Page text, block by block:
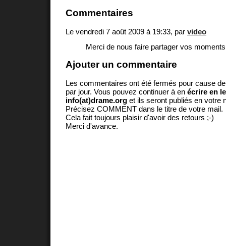
Commentaires
Le vendredi 7 août 2009 à 19:33, par video
Merci de nous faire partager vos
Ajouter un commentaire
Les commentaires ont été fermés pour cause
par jour. Vous pouvez continuer à en écrire en
info(at)drame.org et ils seront publiés en votre
Précisez COMMENT dans le titre de votre mail.
Cela fait toujours plaisir d'avoir des retours ;-)
Merci d'avance.